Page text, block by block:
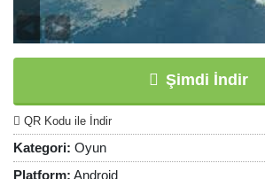
Şimdi İndir
QR Kodu ile İndir
Kategori: Oyun
Platform: Android